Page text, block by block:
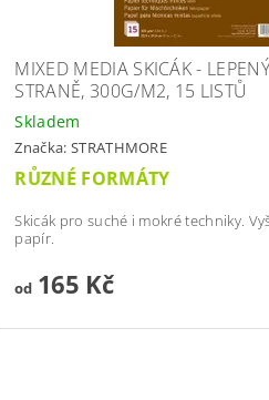
MIXED MEDIA SKICÁK -
STRANĚ, 300G/M2, 15 LISTŮ
Skladem
Značka: STRATHMORE
RŮZNÉ FORMÁTY
Skicák pro suché i mokré techniky.
papír.
od165 Kč